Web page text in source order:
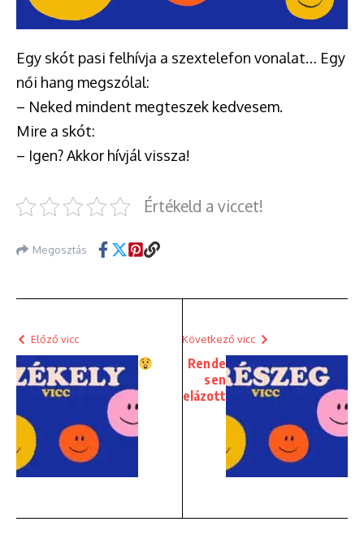
Egy skót pasi felhívja a szextelefon vonalat… Egy
női hang megszólal:
– Neked mindent megteszek kedvesem.
Mire a skót:
– Igen? Akkor hívjál vissza!
Értékeld a viccet!
Megosztás
Előző vicc Következő vicc
Rende
sen
elázott